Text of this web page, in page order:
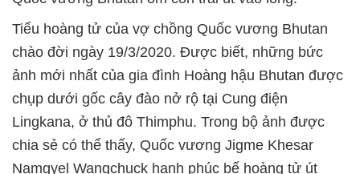
Tiểu hoàng tử của vợ chồng Quốc vương Bhutan
chào đời ngày 19/3/2020. Được biết, những bức
ảnh mới nhất của gia đình Hoàng hậu Bhutan được
chụp dưới gốc cây đào nở rộ tại Cung điện
Lingkana, ở thủ đô Thimphu. Trong bộ ảnh được
chia sẻ có thể thấy, Quốc vương Jigme Khesar
Namgyel Wangchuck hạnh phúc bế hoàng tử út